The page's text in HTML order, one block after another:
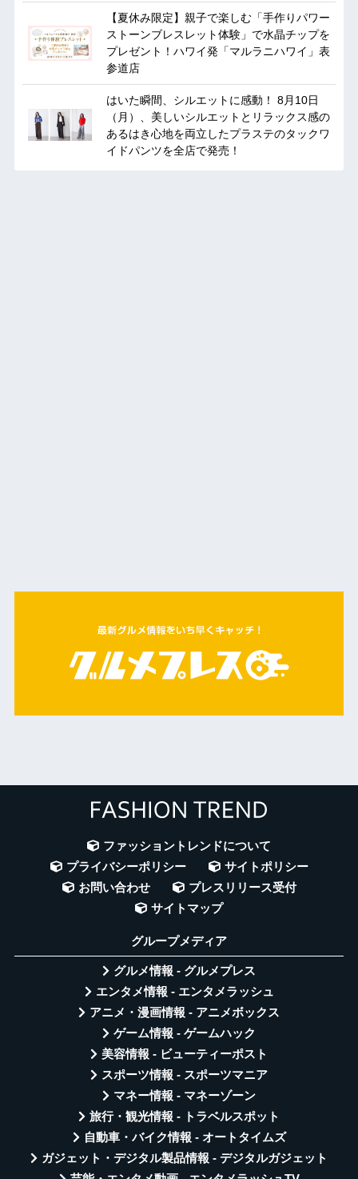
【夏休み限定】親子で楽しむ「手作りパワー
ストーンブレスレット体験」で水晶チップを
プレゼント！ハワイ発「マルラニハワイ」表
参道店
はいた瞬間、シルエットに感動！ 8月10日
（月）、美しいシルエットとリラックス感の
あるはき心地を両立したプラステのタックワ
イドパンツを全店で発売！
ファッショントレンドについて
プライバシーポリシー
サイトポリシー
お問い合わせ
プレスリリース受付
サイトマップ
グループメディア
グルメ情報 - グルメプレス
エンタメ情報 - エンタメラッシュ
アニメ・漫画情報 - アニメボックス
ゲーム情報 - ゲームハック
美容情報 - ビューティーポスト
スポーツ情報 - スポーツマニア
マネー情報 - マネーゾーン
旅行・観光情報 - トラベルスポット
自動車・バイク情報 - オートタイムズ
ガジェット・デジタル製品情報 - デジタルガジェット